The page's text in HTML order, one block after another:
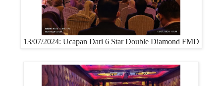
13/07/2024: Ucapan Dari 6 Star Double Diamond FMD